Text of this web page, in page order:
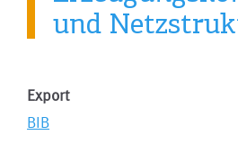
und
Export
BIB